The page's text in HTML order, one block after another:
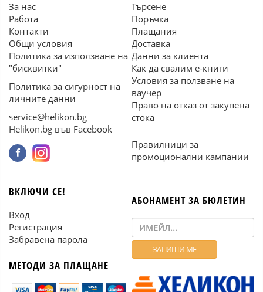
За нас
Работа
Контакти
Общи условия
Политика за използване на
"бисквитки"
Политика за сигурност на
личните данни
service@helikon.bg
Helikon.bg във Facebook
Търсене
Поръчка
Плащания
Доставка
Данни за клиента
Как да свалим е-книги
Условия за ползване на
ваучер
Право на отказ от закупена
стока
Правилници за
промоционални кампании
ВКЛЮЧИ СЕ!
Вход
Регистрация
Забравена парола
МЕТОДИ ЗА ПЛАЩАНЕ
АБОНАМЕНТ ЗА БЮЛЕТИН